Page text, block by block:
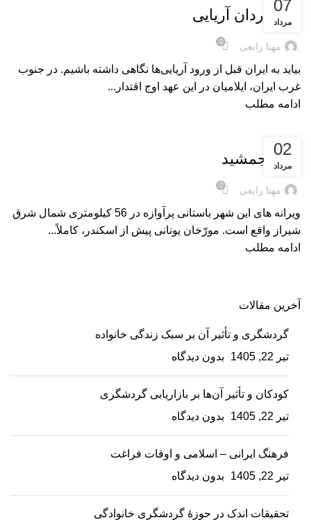
07
مرداد
تازه‌‌واردان آریایی
مهتا رابعی 0
بیاید به ایران قبل از ورود آریایی‌ها نگاهی داشته باشیم. در جنوب
غرب ایران، ایلامیان در این عهد اوج اقتدار...
ادامه مطلب
02
مرداد
تخت ‌جمشید
مهتا رابعی 0
ویرانه ‌های این شهر باستانی پرآوازه در 56 کیلومتری شمال شرق
شیراز واقع است. مورّخان یونانی پیش از اسکندر، کاملاً...
ادامه مطلب
آخرین مقالات
گردشگری و تأثیر آن بر سبک زندگی خانواده
تیر 22, 1405
بدون دیدگاه
کودکان و تأثیر آن‌ها بر بازاریابی گردشگری
تیر 22, 1405
بدون دیدگاه
فرهنگ ایرانی – اسلامی و اوقات فراغت
تیر 22, 1405
بدون دیدگاه
تحقیقات اندک در حوزۀ گردشگری خانوادگی